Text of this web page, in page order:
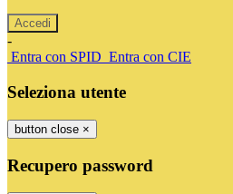
-
Entra con SPID Entra con CIE
Seleziona utente
button close ×
Recupero password